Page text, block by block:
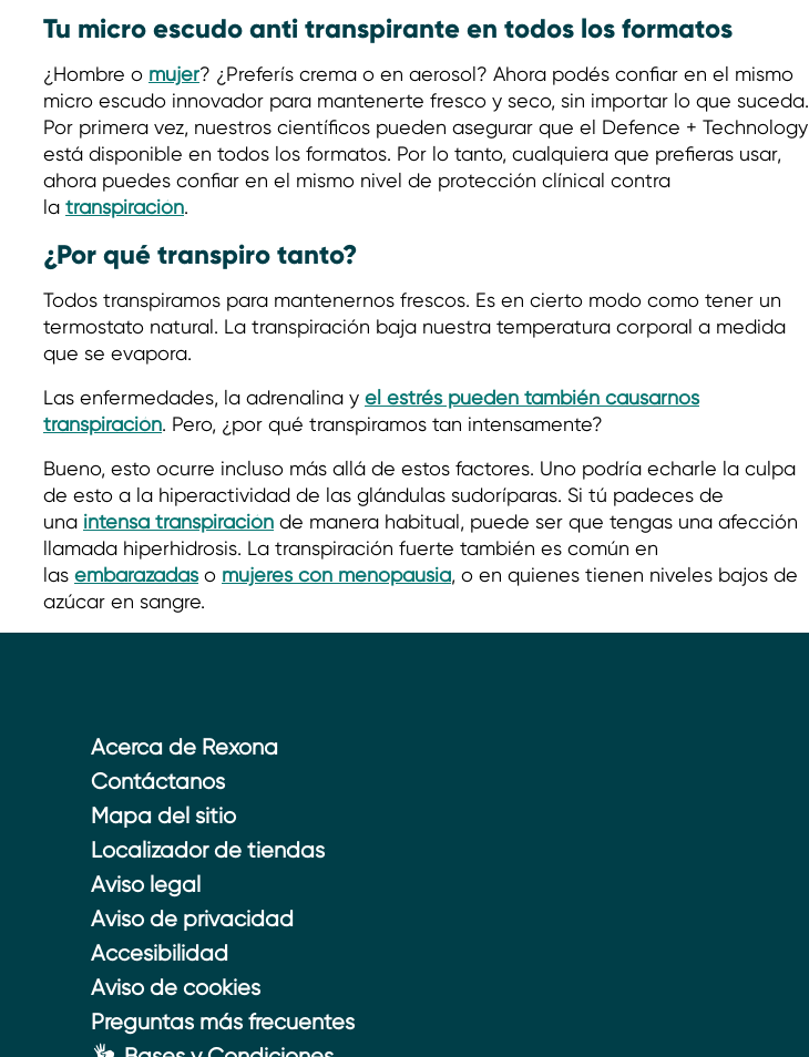
Tu micro escudo anti transpirante en todos los formatos
¿Hombre o mujer? ¿Preferís crema o en aerosol? Ahora podés confiar en el mismo
micro escudo innovador para mantenerte fresco y seco, sin importar lo que suceda.
Por primera vez, nuestros científicos pueden asegurar que el Defence + Technology
está disponible en todos los formatos. Por lo tanto, cualquiera que prefieras usar,
ahora puedes confiar en el mismo nivel de protección clínical contra
la transpiración.
¿Por qué transpiro tanto?
Todos transpiramos para mantenernos frescos. Es en cierto modo como tener un
termostato natural. La transpiración baja nuestra temperatura corporal a medida
que se evapora.
Las enfermedades, la adrenalina y el estrés pueden también causarnos
transpiración. Pero, ¿por qué transpiramos tan intensamente?
Bueno, esto ocurre incluso más allá de estos factores. Uno podría echarle la culpa
de esto a la hiperactividad de las glándulas sudoríparas. Si tú padeces de
una intensa transpiración de manera habitual, puede ser que tengas una afección
llamada hiperhidrosis. La transpiración fuerte también es común en
las embarazadaso mujeres con menopausia, o en quienes tienen niveles bajos de
azúcar en sangre.
Acerca de Rexona
Contáctanos
Mapa del sitio
Localizador de tiendas
Aviso legal
Aviso de privacidad
Accesibilidad
Aviso de cookies
Preguntas más frecuentes